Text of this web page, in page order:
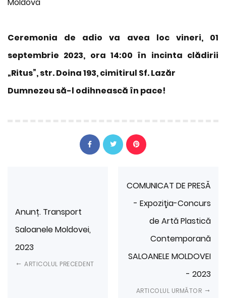
Ceremonia de adio va avea loc vineri, 01
septembrie 2023, ora 14:00 în incinta clădirii
„Ritus”, str. Doina 193, cimitirul Sf. Lazăr
Dumnezeu să-l odihnească în pace!
Anunț. Transport
Saloanele Moldovei,
2023
ARTICOLUL PRECEDENT
COMUNICAT DE PRESĂ
- Expoziţia-Concurs
de Artă Plastică
Contemporană
SALOANELE MOLDOVEI
- 2023
ARTICOLUL URMĂTOR